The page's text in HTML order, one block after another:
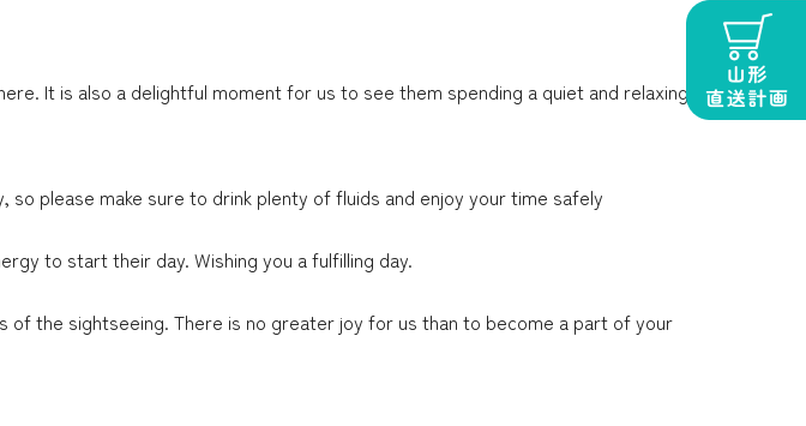
It is also a delightful moment for us to see them spending a quiet and relaxing
so please make sure to drink plenty of fluids and enjoy your time safely
to start their day. Wishing you a fulfilling day.
the sightseeing. There is no greater joy for us than to become a part of your